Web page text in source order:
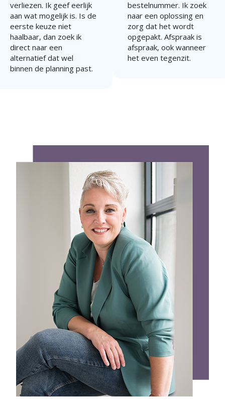
verliezen. Ik geef eerlijk
aan wat mogelijk is. Is de
eerste keuze niet
haalbaar, dan zoek ik
direct naar een
alternatief dat wel
binnen de planning past.
bestelnummer. Ik zoek
naar een oplossing en
zorg dat het wordt
opgepakt. Afspraak is
afspraak, ook wanneer
het even tegenzit.